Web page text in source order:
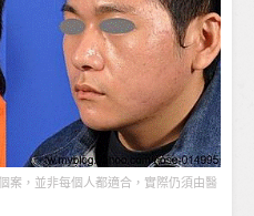
案，並非每個人都適合，實際仍須由醫